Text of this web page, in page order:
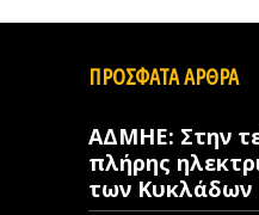
ΠΡΟΣΦΑΤΑ ΑΡΘΡΑ
ΑΔΜΗΕ: Στην
πλήρης
των Κυκλάδων